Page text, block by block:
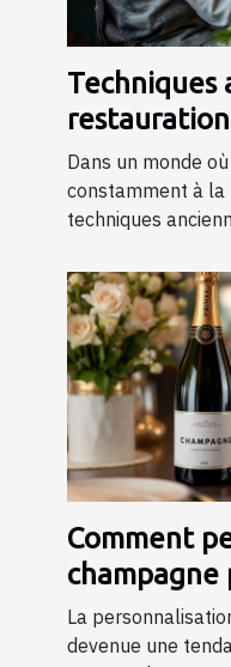
Techniques
tradition ?
Dans un monde
constamment à la
techniques
Comment
champagne
spéciales ?
La
devenue une